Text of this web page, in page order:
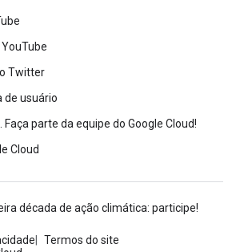
Twitter
de usuário
parte da equipe do Google Cloud!
Cloud
Termos do site
década de ação climática: participe!